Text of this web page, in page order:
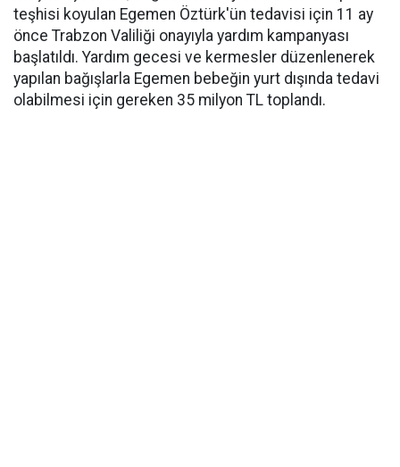
teşhisi koyulan Egemen Öztürk'ün tedavisi için 11 ay
önce Trabzon Valiliği onayıyla yardım kampanyası
başlatıldı. Yardım gecesi ve kermesler düzenlenerek
yapılan bağışlarla Egemen bebeğin yurt dışında tedavi
olabilmesi için gereken 35 milyon TL toplandı.